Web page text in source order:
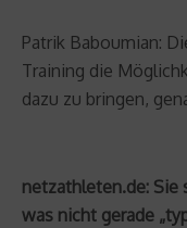
Patrik Baboumian:
Training die
dazu zu bringen,
netzathleten.de: Sie
was nicht gerade